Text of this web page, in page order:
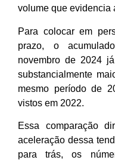
volume que evidencia
Para colocar em
prazo, o
novembro de 2024
substancialmente
mesmo período de
vistos em 2022.
Essa comparação
aceleração dessa
para trás, os